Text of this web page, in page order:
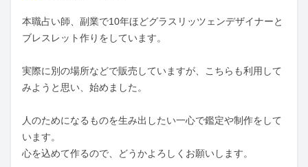
本職占い師、副業で10年ほどグラスリッツェンデザイナーと
ブレスレット作りをしています。
実際に別の場所などで販売していますが、こちらも利用して
みようと思い、始めました。
人のためになるものを生み出したい一心で鑑定や制作をして
います。
心を込めて作るので、どうかよろしくお願いします。